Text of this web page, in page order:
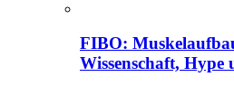
FIBO:
Wissenschaft, Hype